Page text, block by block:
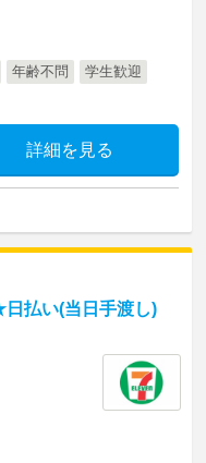
年齢不問
学生歓迎
詳細を見る
払い(当日手渡し)